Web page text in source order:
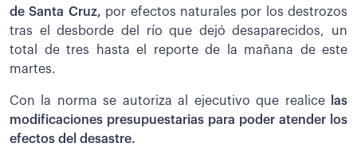
de Santa Cruz, por efectos naturales por los destrozos
tras el desborde del río que dejó desaparecidos, un
total de tres hasta el reporte de la mañana de este
martes.
Con la norma se autoriza al ejecutivo que realice
las
modificaciones presupuestarias para poder atender los
efectos del desastre.